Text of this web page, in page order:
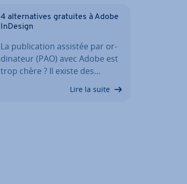
4 al­ter­na­tives gratuites à Adobe
InDesign
La pu­bli­ca­tion assistée par or­
di­na­teur (PAO) avec Adobe est
trop chère ? Il existe des…
Lire la suite